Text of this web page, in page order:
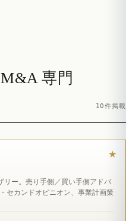
専門
10件掲載
リー。売り手側／買い手側アドバ
セカンドオピニオン、事業計画策